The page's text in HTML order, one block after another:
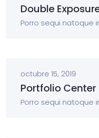
Double
Porro sequi natoque
octubre 15, 2019
Portfolio Center
Porro sequi natoque